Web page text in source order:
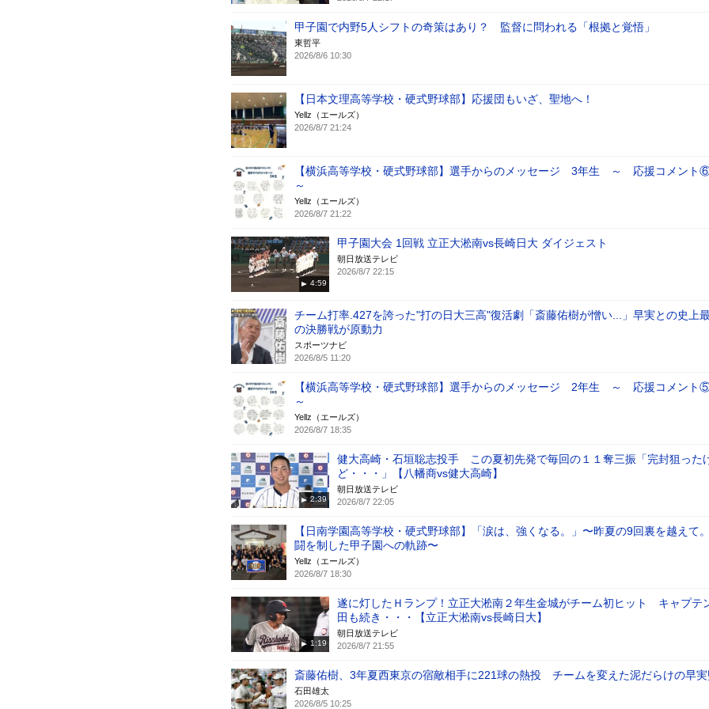
甲子園で内野5人シフトの奇策はあり？ 監督に問われる「根拠と覚悟」
東哲平
2026/8/6 10:30
【日本文理高等学校・硬式野球部】応援団もいざ、聖地へ！
Yellz（エールズ）
2026/8/7 21:24
【横浜高等学校・硬式野球部】選手からのメッセージ 3年生 ～ 応援コメン
～
Yellz（エールズ）
2026/8/7 21:22
4:59
甲子園大会 1回戦 立正大淞南vs長崎日大 ダイジェスト
朝日放送テレビ
2026/8/7 22:15
チーム打率.427を誇った"打の日大三高"復活劇「斎藤佑樹が憎い...」早実との史上
の決勝戦が原動力
スポーツナビ
2026/8/5 11:20
【横浜高等学校・硬式野球部】選手からのメッセージ 2年生 ～ 応援コメン
～
Yellz（エールズ）
2026/8/7 18:35
2:39
健大高崎・石垣聡志投手 この夏初先発で毎回の１１奪三振「完封狙った
ど・・・」【八幡商vs健大高崎】
朝日放送テレビ
2026/8/7 22:05
【日南学園高等学校・硬式野球部】「涙は、強くなる。」〜昨夏の9回裏を越えて
闘を制した甲子園への軌跡〜
Yellz（エールズ）
2026/8/7 18:30
1:19
遂に灯したＨランプ！立正大淞南２年生金城がチーム初ヒット キャプテ
田も続き・・・【立正大淞南vs長崎日大】
朝日放送テレビ
2026/8/7 21:55
斎藤佑樹、3年夏西東京の宿敵相手に221球の熱投 チームを変えた泥だらけの早実
石田雄太
2026/8/5 10:25